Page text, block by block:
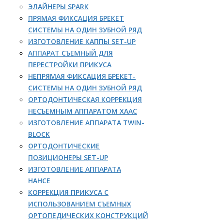
ЭЛАЙНЕРЫ SPARK
ПРЯМАЯ ФИКСАЦИЯ БРЕКЕТ
СИСТЕМЫ НА ОДИН ЗУБНОЙ РЯД
ИЗГОТОВЛЕНИЕ КАППЫ SET-UP
АППАРАТ СЪЕМНЫЙ ДЛЯ
ПЕРЕСТРОЙКИ ПРИКУСА
НЕПРЯМАЯ ФИКСАЦИЯ БРЕКЕТ-
СИСТЕМЫ НА ОДИН ЗУБНОЙ РЯД
ОРТОДОНТИЧЕСКАЯ КОРРЕКЦИЯ
НЕСЪЕМНЫМ АППАРАТОМ ХААС
ИЗГОТОВЛЕНИЕ АППАРАТА TWIN-
BLOCK
ОРТОДОНТИЧЕСКИЕ
ПОЗИЦИОНЕРЫ SET-UP
ИЗГОТОВЛЕНИЕ АППАРАТА
НАНСЕ
КОРРЕКЦИЯ ПРИКУСА С
ИСПОЛЬЗОВАНИЕМ СЪЕМНЫХ
ОРТОПЕДИЧЕСКИХ КОНСТРУКЦИЙ